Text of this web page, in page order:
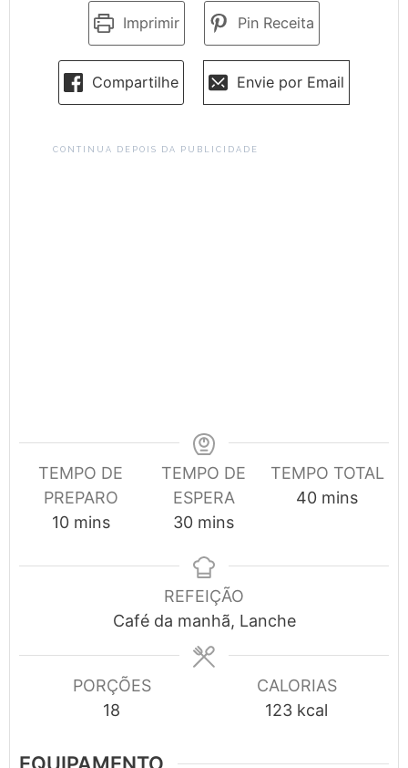
Imprimir Pin Receita
Compartilhe Envie por Email
CONTINUA DEPOIS DA PUBLICIDADE
TEMPO DE
PREPARO
10minutes
mins
TEMPO DE
ESPERA
30minutes
mins
TEMPO TOTAL
40minutes
mins
REFEIÇÃO
Café da manhã, Lanche
PORÇÕES
18
CALORIAS
123 kcal